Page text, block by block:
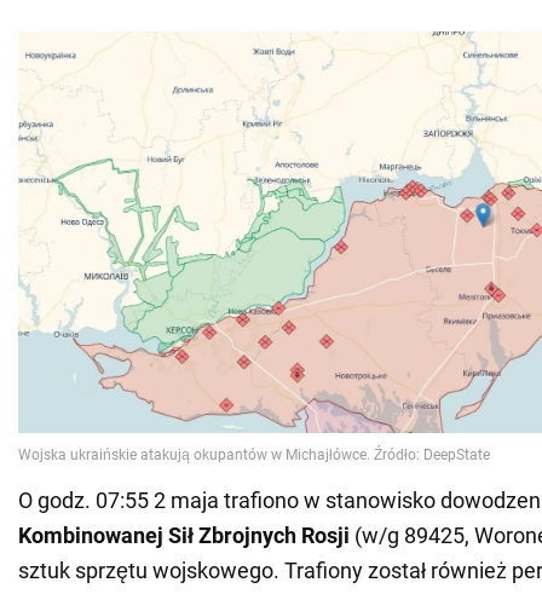
O godz. 07:55 2 maja trafiono w stanowisko
Kombinowanej Sił Zbrojnych Rosji (w/g 89425,
sztuk sprzętu wojskowego. Trafiony został również